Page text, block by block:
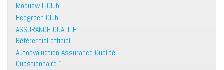
Moquawill Club
Ecogreen Club
ASSURANCE QUALITE
Référentiel officiel
Autoévaluation Assurance Qualité
Questionnaire 1